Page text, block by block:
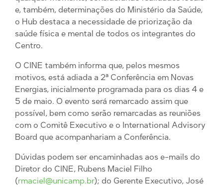
e, também, determinações do Ministério da Saúde,
o Hub destaca a necessidade de priorização da
saúde física e mental de todos os integrantes do
Centro.
O CINE também informa que, pelos mesmos
motivos, está adiada a 2ª Conferência em Novas
Energias, inicialmente programada para os dias 4 e
5 de maio. O evento será remarcado assim que
possível, bem como serão remarcadas as reuniões
com o Comitê Executivo e o International Advisory
Board que acompanhariam a Conferência.
Dúvidas podem ser encaminhadas aos e-mails do
Diretor do CINE, Rubens Maciel Filho
(rmaciel@unicamp.br); do Gerente Executivo, José